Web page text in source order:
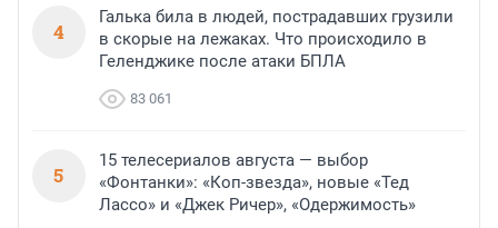
4
Галька била в людей, пострадавших грузили
в скорые на лежаках. Что происходило в
Геленджике после атаки БПЛА
83 061
5
15 телесериалов августа — выбор
«Фонтанки»: «Коп-звезда», новые «Тед
Лассо» и «Джек Ричер», «Одержимость»